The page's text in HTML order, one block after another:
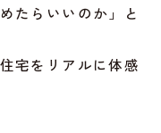
たらいいのか」と
宅をリアルに体感